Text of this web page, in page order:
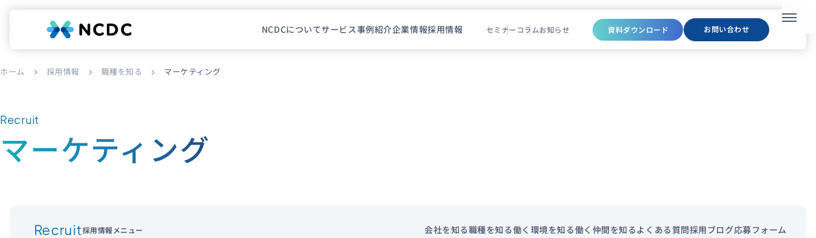
メニュ
サービス
企業情報
事例紹介
エンジニアブログ（Zenn）
NCDCについてサービス事例紹介企業情報採用情報 セミナー コラムお知らせ 資料ダウンロード お問い合わせ
ホーム chevron_right 採用情報 chevron_right 職種を知る chevron_right マーケティング
Recruit
マーケティング
Recruit採用情報 メニュー 会社を知る職種を知る働く環境を知る働く仲間を知るよくある質問採用ブログ応募フォーム